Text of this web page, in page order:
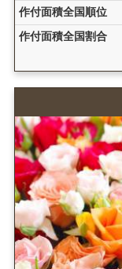
作付面積全国順位
作付面積全国割合